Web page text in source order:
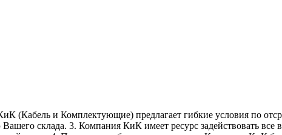
(Кабель и Комплектующие) предлагает гибкие условия по
склада. 3. Компания КиК имеет ресурс задействовать